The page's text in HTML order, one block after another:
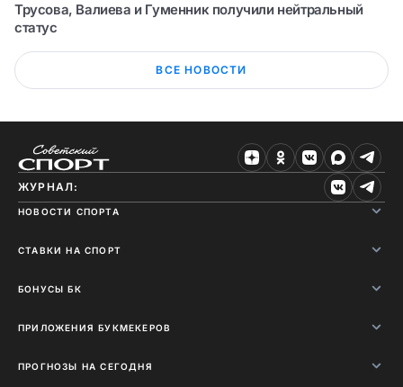
Трусова, Валиева и Гуменник получили нейтральный
статус
ВСЕ НОВОСТИ
ЖУРНАЛ:
НОВОСТИ СПОРТА
СТАВКИ НА СПОРТ
БОНУСЫ БК
ПРИЛОЖЕНИЯ БУКМЕКЕРОВ
ПРОГНОЗЫ НА СЕГОДНЯ